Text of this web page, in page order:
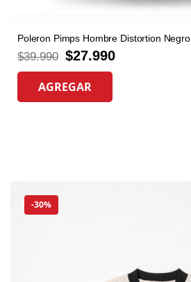
Poleron Pimps Hombre Distortion Negro
$39.990 $27.990
AGREGAR
-30%